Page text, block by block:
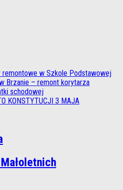
remontowe w Szkole Podstawowej
Brzanie – remont korytarza
schodowej
KONSTYTUCJI 3 MAJA